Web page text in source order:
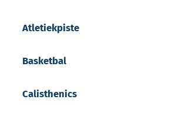
Atletiekpiste
Basketbal
Calisthenics